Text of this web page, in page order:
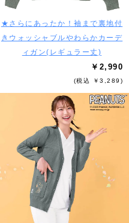
★さらにあったか！袖まで裏地付
きウォッシャブルやわらかカーデ
ィガン(レギュラー丈)
￥2,990
(税込 ￥3,289)